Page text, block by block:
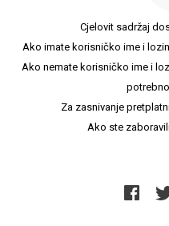
Cjelovit sadržaj
Ako imate korisničko ime i
Ako nemate korisničko ime i
Za zasnivanje
Ako ste